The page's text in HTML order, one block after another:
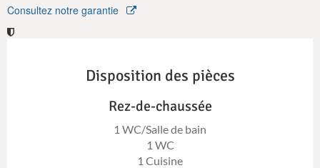
Consultez notre garantie
Disposition des pièces
Rez-de-chaussée
1 WC/Salle de bain
1 WC
1 Cuisine